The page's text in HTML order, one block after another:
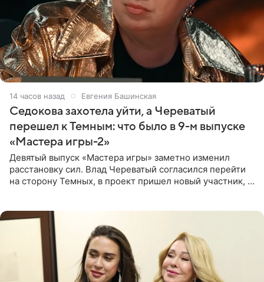
14 часов назад Евгения Башинская
Седокова захотела уйти, а Череватый
перешел к Темным: что было в 9-м выпуске
«Мастера игры-2»
Девятый выпуск «Мастера игры» заметно изменил
расстановку сил. Влад Череватый согласился перейти
на сторону Темных, в проект пришел новый участник, а